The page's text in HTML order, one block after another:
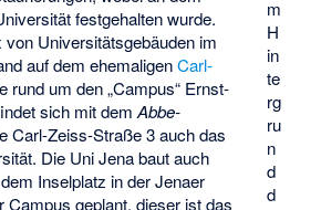
m
H
in
te
rg
ru
n
d
d
festgehalten wurde.
Universitätsgebäuden im
auf dem ehemaligenCarl-
rund um den „Campus“ Ernst-
sich mit demAbbe-
Carl-Zeiss-Straße 3 auch das
Die Uni Jena baut auch
Inselplatz in der Jenaer
Campus geplant, dieser ist das